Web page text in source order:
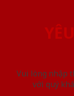
Vui lòng nhập
với quý